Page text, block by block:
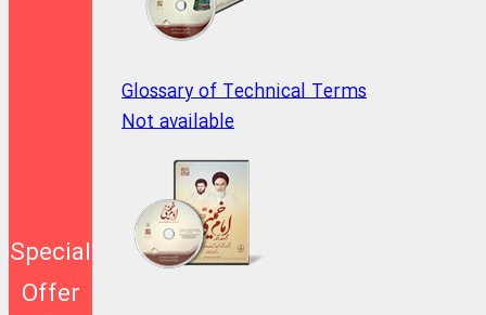
Special
Offer
Glossary of Technical Terms
Not available